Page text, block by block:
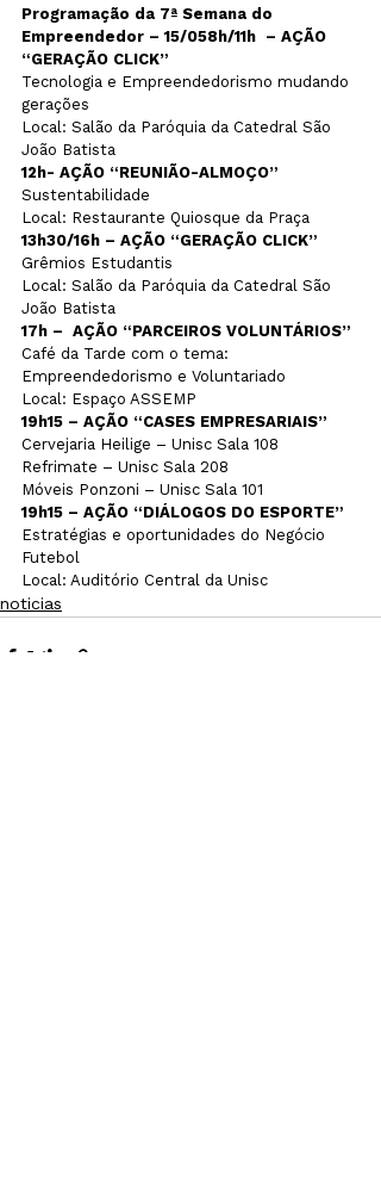
Programação da 7ª Semana do
Empreendedor – 15/058h/11h  – AÇÃO
“GERAÇÃO CLICK”
Tecnologia e Empreendedorismo mudando
gerações
Local: Salão da Paróquia da Catedral São
12h- AÇÃO “REUNIÃO-ALMOÇO”
Sustentabilidade
13h30/16h – AÇÃO “GERAÇÃO CLICK”
Grêmios Estudantis
Local: Salão da Paróquia da Catedral São
17h –  AÇÃO “PARCEIROS VOLUNTÁRIOS”
Café da Tarde com o tema:
Empreendedorismo e Voluntariado
19h15 – AÇÃO “CASES EMPRESARIAIS”
Cervejaria Heilige – Unisc Sala 108
Refrimate – Unisc Sala 208
19h15 – AÇÃO “DIÁLOGOS DO ESPORTE”
Estratégias e oportunidades do Negócio
Futebol
Local: Auditório Central da Unisc
noticias